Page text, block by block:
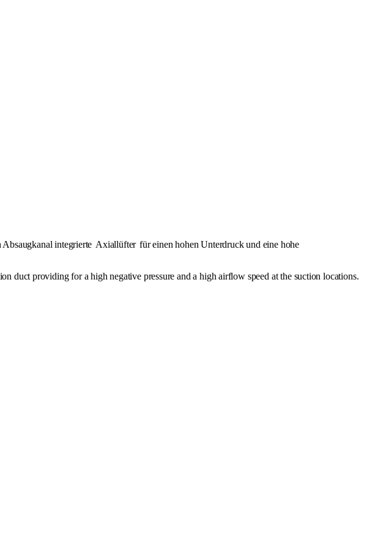
integrierte Axiallüfter für einen hohen Unterdruck und eine hohe
duct providing for a high negative pressure and a high airflow speed at the suction locations.